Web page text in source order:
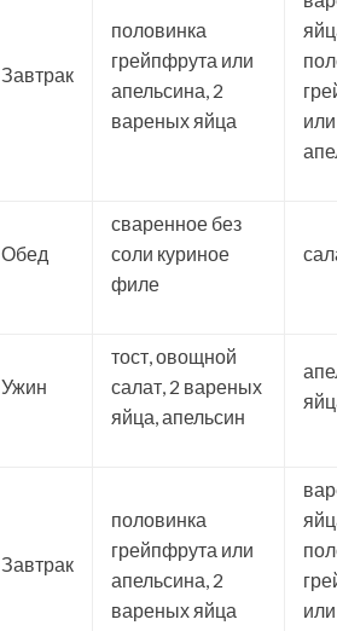
Завтрак
половинка
грейпфрута или
апельсина, 2
вареных яйца
или
Обед
сваренное без
соли куриное
филе
Ужин
тост, овощной
салат, 2 вареных
яйца, апельсин
Завтрак
половинка
грейпфрута или
апельсина, 2
вареных яйца
или